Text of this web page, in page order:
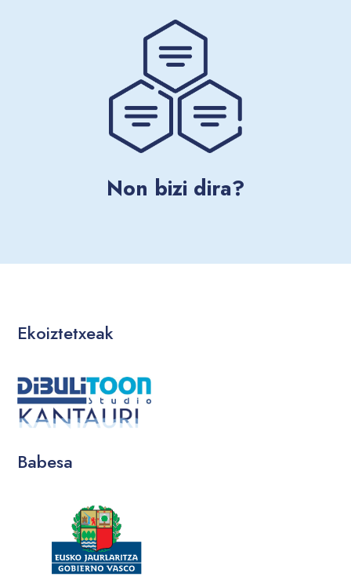
Non bizi dira?
Ekoiztetxeak
Babesa